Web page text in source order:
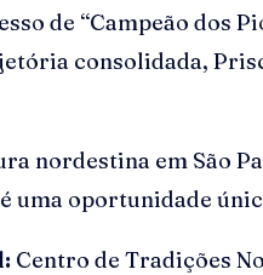
de “Campeão dos
consolidada,
nordestina em São
uma oportunidade
Centro de Tradições